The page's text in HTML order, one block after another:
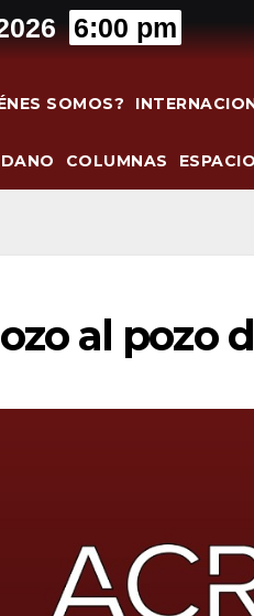
6:00 pm
SOMOS?
COLUMNAS
al pozo